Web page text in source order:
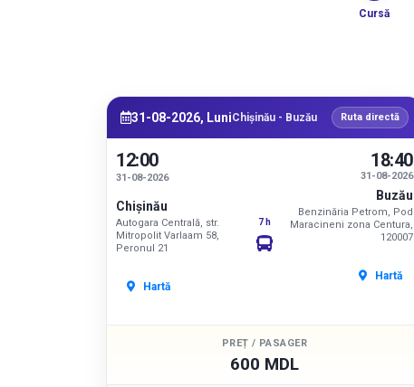
Cursă
31-08-2026, LuniChișinău - Buzău Ruta directă
12:00
31-08-2026
Chișinău
Autogara Centrală, str.
Mitropolit Varlaam 58,
Peronul 21
Hartă
7 h
31-08-2026
18:40
Buzău
Benzinăria Petrom, Pod
Maracineni zona Centura,
120007
Hartă
PREȚ / PASAGER
600 MDL